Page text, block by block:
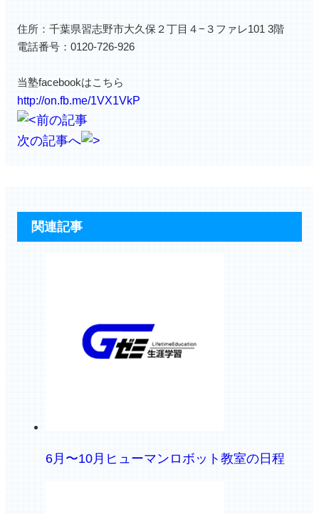
住所：千葉県習志野市大久保２丁目４−３ファレ101 3階
電話番号：0120-726-926
当塾facebookはこちら
http://on.fb.me/1VX1VkP
前の記事
次の記事へ
関連記事
6月〜10月ヒューマンロボット教室の日程